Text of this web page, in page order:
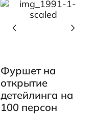
Фуршет на
открытие
детейлинга на
100 персон